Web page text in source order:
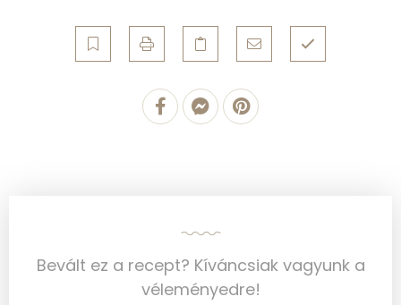
Élelmi rost
1 mg
A vitamin (RAE):
3 micro
Bevált ez a recept? Kíváncsiak vagyunk a
véleményedre!